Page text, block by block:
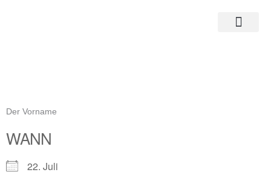
Der Vorname
WANN
22. Juli